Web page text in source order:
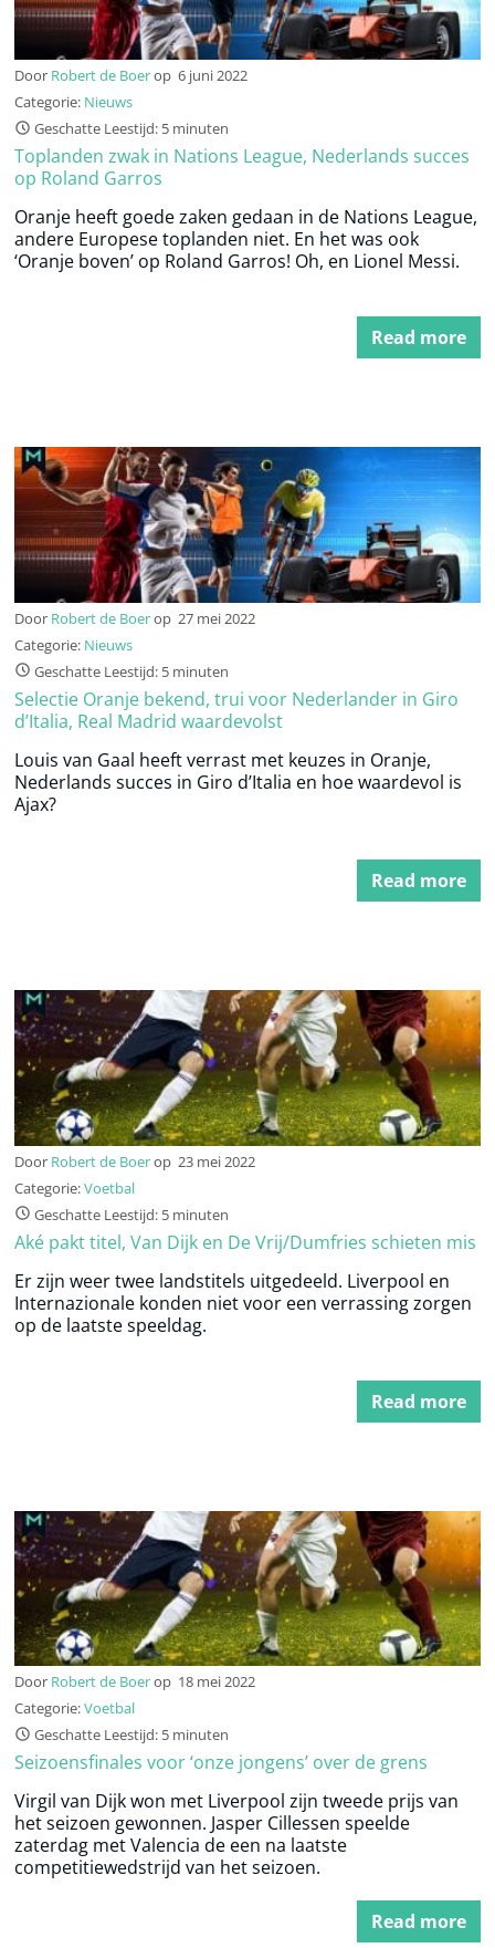
Door Robert de Boerop 6 juni 2022
Categorie: Nieuws
Geschatte Leestijd: 5 minuten
Toplanden zwak in Nations League, Nederlands succes
op Roland Garros
Oranje heeft goede zaken gedaan in de Nations League,
andere Europese toplanden niet. En het was ook
‘Oranje boven’ op Roland Garros! Oh, en Lionel Messi.
Read more
Door Robert de Boerop 27 mei 2022
Categorie: Nieuws
Geschatte Leestijd: 5 minuten
Selectie Oranje bekend, trui voor Nederlander in Giro
d’Italia, Real Madrid waardevolst
Louis van Gaal heeft verrast met keuzes in Oranje,
Nederlands succes in Giro d’Italia en hoe waardevol is
Ajax?
Read more
Door Robert de Boerop 23 mei 2022
Categorie:Voetbal
Geschatte Leestijd: 5 minuten
Aké pakt titel, Van Dijk en De Vrij/Dumfries schieten mis
Er zijn weer twee landstitels uitgedeeld. Liverpool en
Internazionale konden niet voor een verrassing zorgen
op de laatste speeldag.
Read more
Door Robert de Boerop 18 mei 2022
Categorie:Voetbal
Geschatte Leestijd: 5 minuten
Seizoensfinales voor ‘onze jongens’ over de grens
Virgil van Dijk won met Liverpool zijn tweede prijs van
het seizoen gewonnen. Jasper Cillessen speelde
zaterdag met Valencia de een na laatste
competitiewedstrijd van het seizoen.
Read more